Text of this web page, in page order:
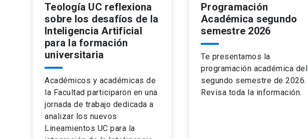
Teología UC reflexiona
sobre los desafíos de la
Inteligencia Artificial
para la formación
universitaria
Académicos y académicas de
la Facultad participaron en una
jornada de trabajo dedicada a
analizar los nuevos
Lineamientos UC para la
Programación
Académica segundo
semestre 2026
Te presentamos la
programación académica del
segundo semestre de 2026.
Revisa toda la información.